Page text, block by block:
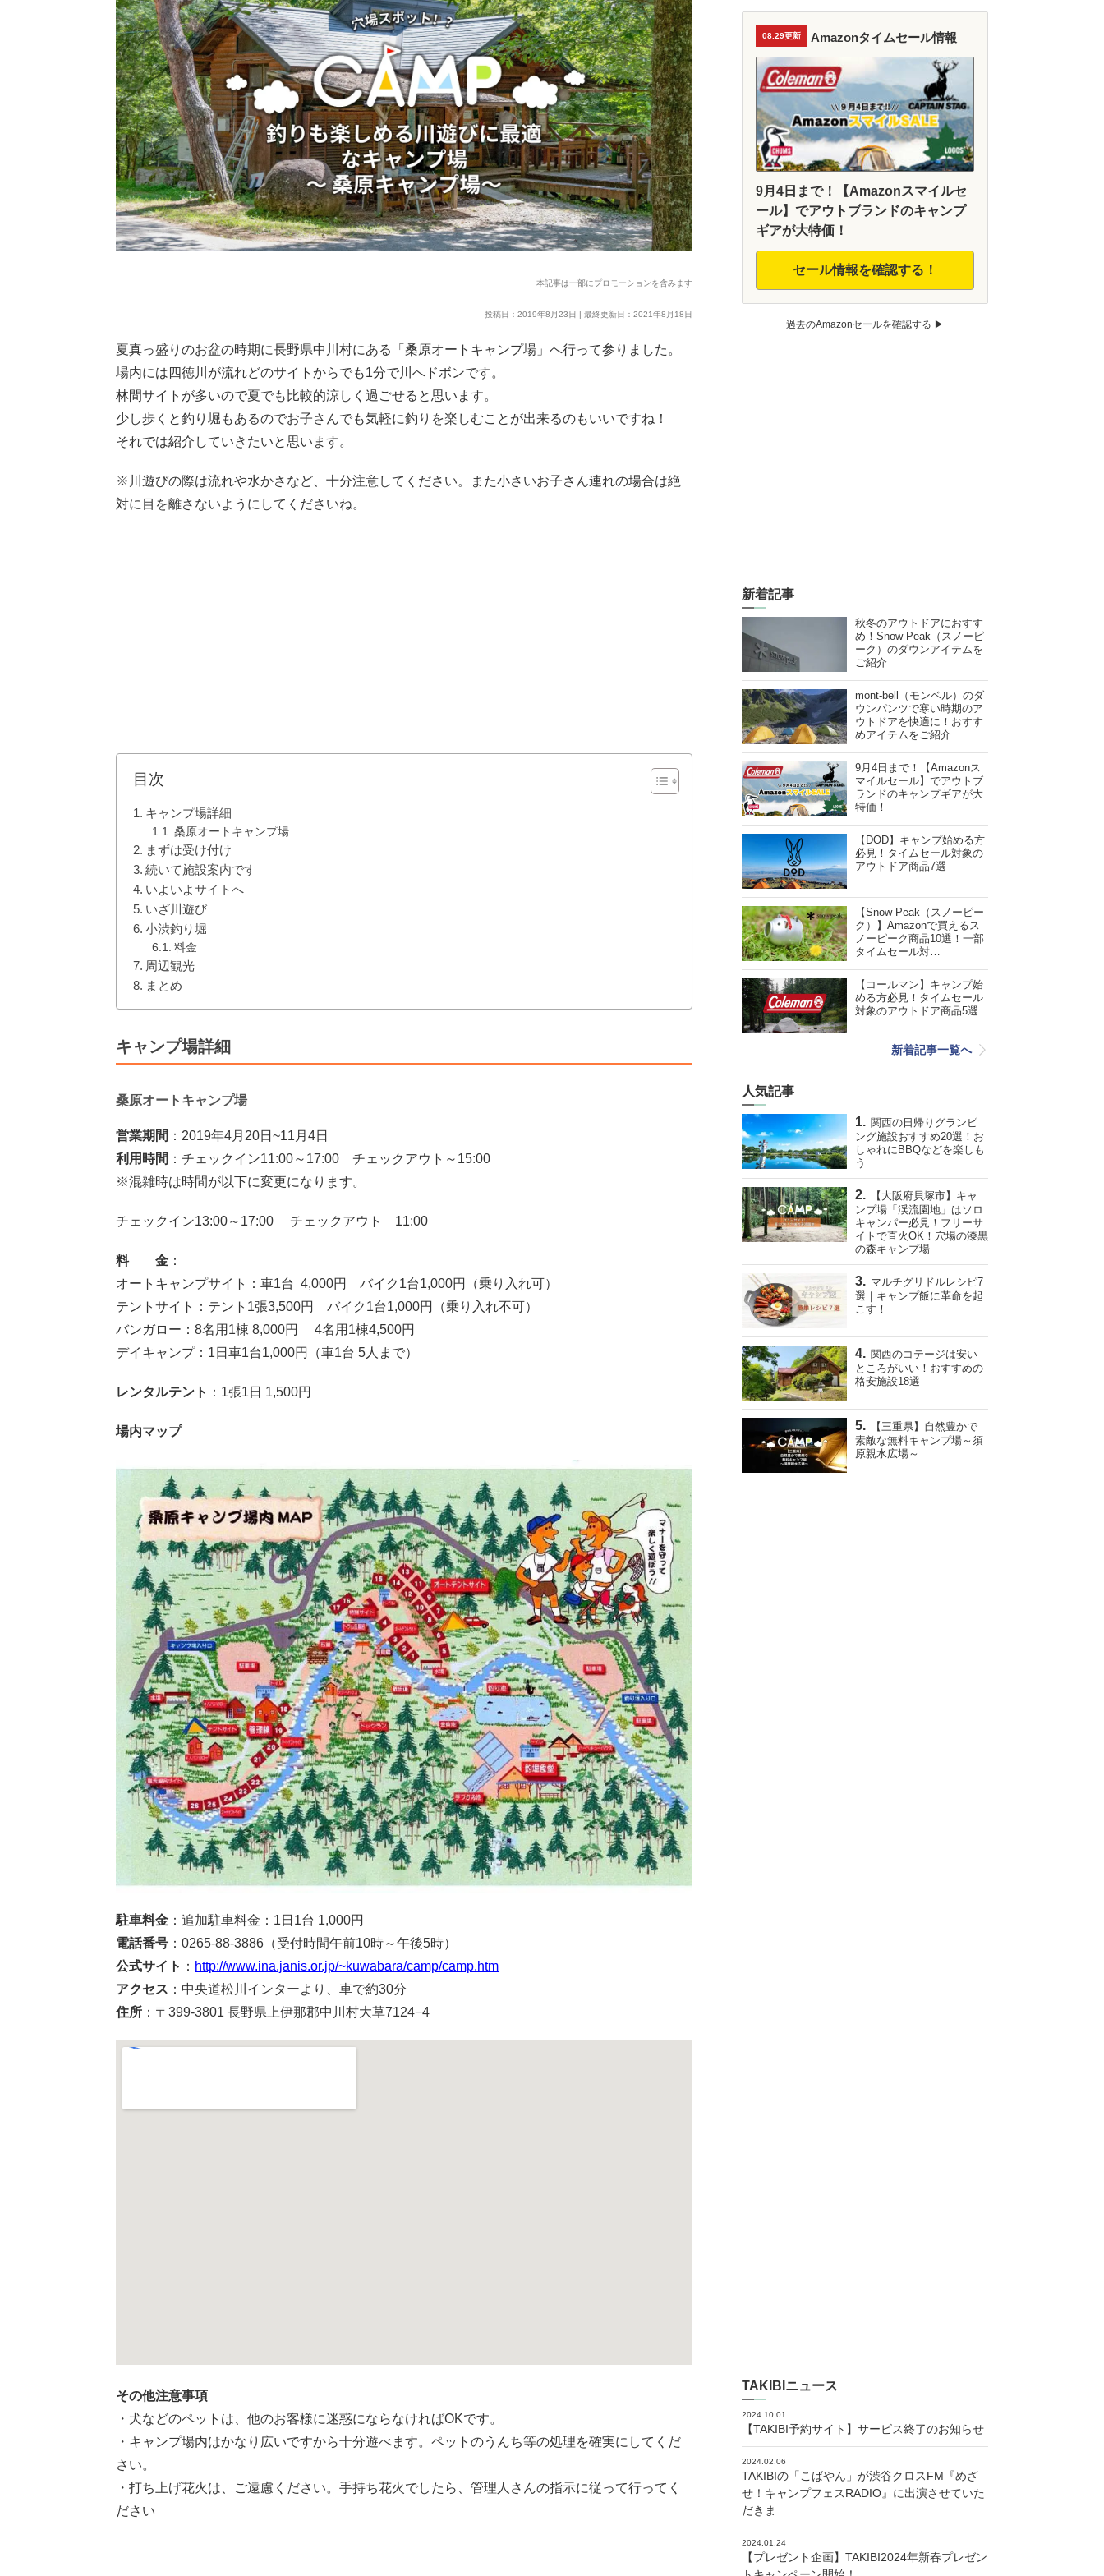
本記事は一部にプロモーションを含みます
投稿日：2019年8月23日 | 最終更新日：2021年8月18日
夏真っ盛りのお盆の時期に長野県中川村にある「桑原オートキャンプ場」へ行って参りました。
場内には四徳川が流れどのサイトからでも1分で川へドボンです。
林間サイトが多いので夏でも比較的涼しく過ごせると思います。
少し歩くと釣り堀もあるのでお子さんでも気軽に釣りを楽しむことが出来るのもいいですね！
それでは紹介していきたいと思います。
※川遊びの際は流れや水かさなど、十分注意してください。また小さいお子さん連れの場合は絶
対に目を離さないようにしてくださいね。
目次
キャンプ場詳細
桑原オートキャンプ場
まずは受け付け
続いて施設案内です
いよいよサイトへ
いざ川遊び
小渋釣り堀
料金
周辺観光
まとめ
キャンプ場詳細
桑原オートキャンプ場
営業期間 ：2019年4月20日~11月4日
利用時間 ：チェックイン11:00～17:00 チェックアウト～15:00
※混雑時は時間が以下に変更になります。
チェックイン13:00～17:00 チェックアウト 11:00
料 金 ：
オートキャンプサイト：車1台 4,000円 バイク1台1,000円（乗り入れ可）
テントサイト：テント1張3,500円 バイク1台1,000円（乗り入れ不可）
バンガロー：8名用1棟 8,000円 4名用1棟4,500円
デイキャンプ：1日車1台1,000円（車1台 5人まで）
レンタルテント ：1張1日 1,500円
場内マップ
駐車料金 ：追加駐車料金：1日1台 1,000円
電話番号 ：0265‐88‐3886（受付時間午前10時～午後5時）
公式サイト ： http://www.ina.janis.or.jp/~kuwabara/camp/camp.htm
アクセス ：中央道松川インターより、車で約30分
住所 ：〒399-3801 長野県上伊那郡中川村大草7124−4
その他注意事項
・犬などのペットは、他のお客様に迷惑にならなければOKです。
・キャンプ場内はかなり広いですから十分遊べます。ペットのうんち等の処理を確実にしてくだ
さい。
・打ち上げ花火は、ご遠慮ください。手持ち花火でしたら、管理人さんの指示に従って行ってく
ださい
08.29更新 Amazonタイムセール情報
9月4日まで！【Amazonスマイルセ
ール】でアウトブランドのキャンプ
ギアが大特価！
セール情報を確認する！
過去のAmazonセールを確認する ▶︎
新着記事
秋冬のアウトドアにおすす
め！Snow Peak（スノーピ
ーク）のダウンアイテムを
ご紹介
mont-bell（モンベル）のダ
ウンパンツで寒い時期のア
ウトドアを快適に！おすす
めアイテムをご紹介
9月4日まで！【Amazonス
マイルセール】でアウトブ
ランドのキャンプギアが大
特価！
【DOD】キャンプ始める方
必見！タイムセール対象の
アウトドア商品7選
【Snow Peak（スノーピー
ク）】Amazonで買えるス
ノーピーク商品10選！一部
タイムセール対…
【コールマン】キャンプ始
める方必見！タイムセール
対象のアウトドア商品5選
新着記事一覧へ
人気記事
関西の日帰りグランピ
ング施設おすすめ20選！お
しゃれにBBQなどを楽しも
う
【大阪府貝塚市】キャ
ンプ場「渓流園地」はソロ
キャンパー必見！フリーサ
イトで直火OK！穴場の漆黒
の森キャンプ場
マルチグリドルレシピ7
選｜キャンプ飯に革命を起
こす！
関西のコテージは安い
ところがいい！おすすめの
格安施設18選
【三重県】自然豊かで
素敵な無料キャンプ場～須
原親水広場～
TAKIBIニュース
2024.10.01
【TAKIBI予約サイト】サービス終了のお知らせ
2024.02.06
TAKIBIの「こばやん」が渋谷クロスFM『めざ
せ！キャンプフェスRADIO』に出演させていた
だきま…
2024.01.24
【プレゼント企画】TAKIBI2024年新春プレゼン